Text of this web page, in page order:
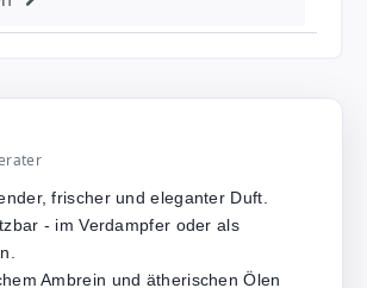
frischer und eleganter Duft.
- im Verdampfer oder als
Ambrein und ätherischen Ölen